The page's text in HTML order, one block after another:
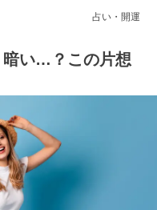
占い・開運
暗い…？この片想